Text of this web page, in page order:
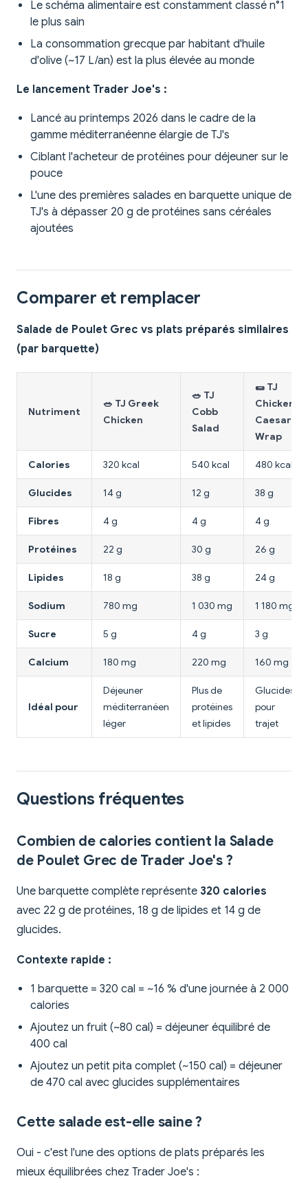
Le schéma alimentaire est constamment classé n°1
le plus sain
La consommation grecque par habitant d'huile
d'olive (~17 L/an) est la plus élevée au monde
Le lancement Trader Joe's :
Lancé au printemps 2026 dans le cadre de la
gamme méditerranéenne élargie de TJ's
Ciblant l'acheteur de protéines pour déjeuner sur le
pouce
L'une des premières salades en barquette unique de
TJ's à dépasser 20 g de protéines sans céréales
ajoutées
Comparer et remplacer
Salade de Poulet Grec vs plats préparés similaires
(par barquette)
Nutriment
🥗 TJ Greek
Chicken
🥗 TJ
Cobb
Salad
🌯 TJ
Chicken
Caesar
Wrap
Calories 320 kcal 540 kcal 480 kcal
Glucides 14 g 12 g 38 g
Fibres 4 g 4 g 4 g
Protéines 22 g 30 g 26 g
Lipides 18 g 38 g 24 g
Sodium 780 mg 1 030 mg 1 180 mg
Sucre 5 g 4 g 3 g
Calcium 180 mg 220 mg 160 mg
Idéal pour
Déjeuner
méditerranéen
léger
Plus de
protéines
et lipides
Glucides
pour
trajet
Questions fréquentes
Combien de calories contient la Salade
de Poulet Grec de Trader Joe's ?
Une barquette complète représente 320 calories
avec 22 g de protéines, 18 g de lipides et 14 g de
glucides.
Contexte rapide :
1 barquette = 320 cal = ~16 % d'une journée à 2 000
calories
Ajoutez un fruit (~80 cal) = déjeuner équilibré de
400 cal
Ajoutez un petit pita complet (~150 cal) = déjeuner
de 470 cal avec glucides supplémentaires
Cette salade est-elle saine ?
Oui - c'est l'une des options de plats préparés les
mieux équilibrées chez Trader Joe's :